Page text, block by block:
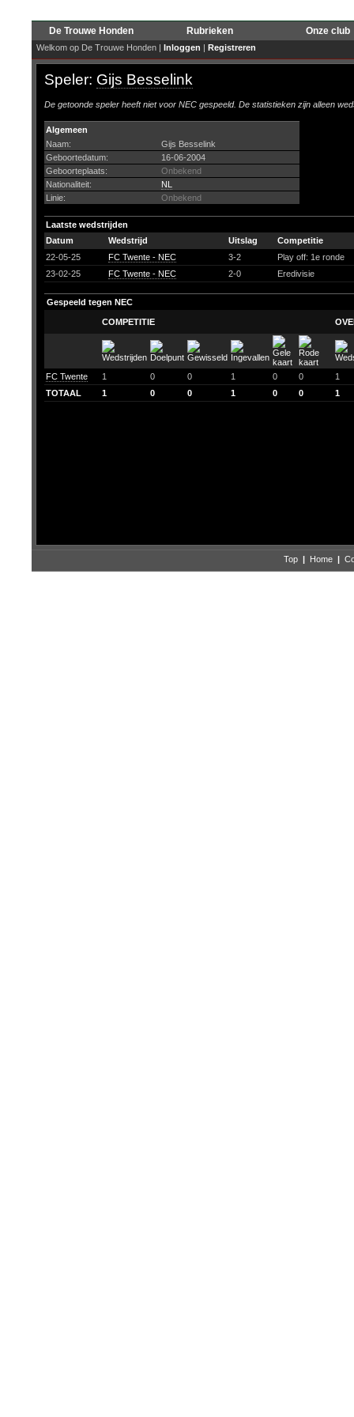
De Trouwe Honden Rubrieken Onze club
Welkom op De Trouwe Honden | Inloggen | Registreren
Speler: Gijs Besselink
De getoonde speler heeft niet voor NEC gespeeld. De statistieken zijn alleen
Algemeen
Naam:
Gijs Besselink
Geboortedatum:
16-06-2004
Geboorteplaats:
Onbekend
Nationaliteit:
NL
Linie:
Onbekend
Laatste wedstrijden
Datum
Wedstrijd Uitslag
Competitie
22-05-25
FC Twente - NEC 3-2
Play off: 1e ronde
23-02-25
FC Twente - NEC 2-0 Eredivisie
Gespeeld tegen NEC
COMPETITIE
FC Twente 1 0 0 1 0 0
1
TOTAAL
1 0 0 1 0 0 1
Top | Home |